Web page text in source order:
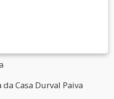
Casa Durval Paiva